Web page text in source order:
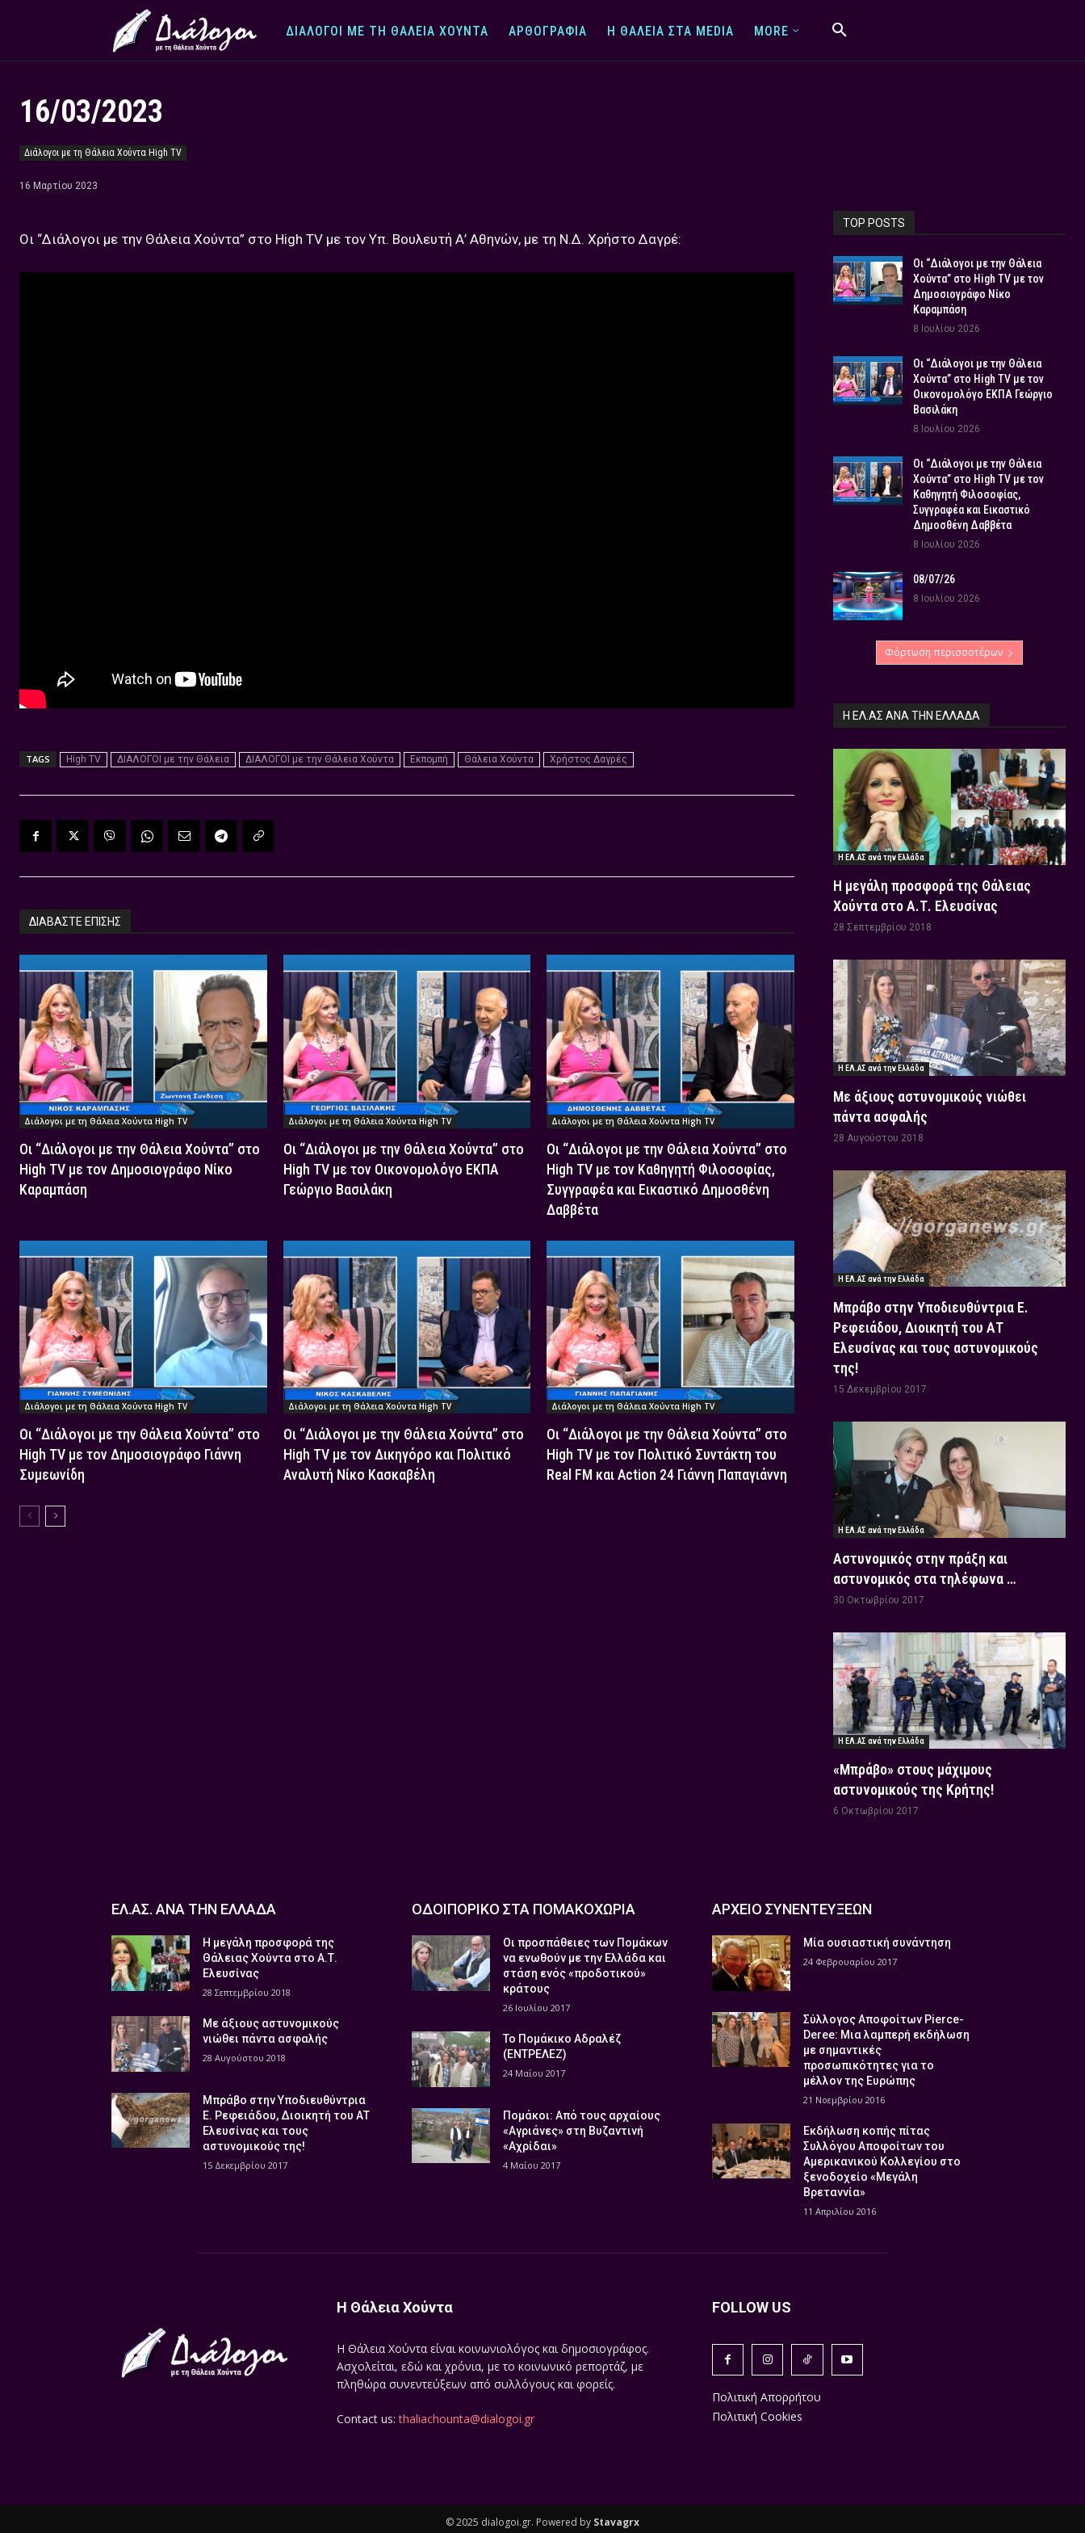
ΔΙΆΛΟΓΟΙ ΜΕ ΤΗ ΘΆΛΕΙΑ ΧΟΎΝΤΑ ΑΡΘΟΓΡΑΦΊΑ Η ΘΆΛΕΙΑ ΣΤΑ MEDIA MORE
16/03/2023
Διάλογοι με τη Θάλεια Χούντα High TV
16 Μαρτίου 2023
Οι “Διάλογοι με την Θάλεια Χούντα” στο High TV με τον Υπ. Βουλευτή Α’ Αθηνών, με τη Ν.Δ. Χρήστο Δαγρέ:
TAGS High TV ΔΙΑΛΟΓΟΙ με την Θάλεια ΔΙΑΛΟΓΟΙ με την Θάλεια Χούντα Εκπομπή Θάλεια Χούντα Χρήστος Δαγρές
ΔΙΑΒΑΣΤΕ ΕΠΙΣΗΣ
Διάλογοι με τη Θάλεια Χούντα High TV
Οι “Διάλογοι με την Θάλεια Χούντα” στο
High TV με τον Δημοσιογράφο Νίκο
Καραμπάση
Διάλογοι με τη Θάλεια Χούντα High TV
Οι “Διάλογοι με την Θάλεια Χούντα” στο
High TV με τον Οικονομολόγο ΕΚΠΑ
Γεώργιο Βασιλάκη
Διάλογοι με τη Θάλεια Χούντα High TV
Οι “Διάλογοι με την Θάλεια Χούντα” στο
High TV με τον Καθηγητή Φιλοσοφίας,
Συγγραφέα και Εικαστικό Δημοσθένη
Δαββέτα
Διάλογοι με τη Θάλεια Χούντα High TV
Οι “Διάλογοι με την Θάλεια Χούντα” στο
High TV με τον Δημοσιογράφο Γιάννη
Συμεωνίδη
Διάλογοι με τη Θάλεια Χούντα High TV
Οι “Διάλογοι με την Θάλεια Χούντα” στο
High TV με τον Δικηγόρο και Πολιτικό
Αναλυτή Νίκο Κασκαβέλη
Διάλογοι με τη Θάλεια Χούντα High TV
Οι “Διάλογοι με την Θάλεια Χούντα” στο
High TV με τον Πολιτικό Συντάκτη του
Real FM και Action 24 Γιάννη Παπαγιάννη
TOP POSTS
Οι “Διάλογοι με την Θάλεια
Χούντα” στο High TV με τον
Δημοσιογράφο Νίκο
Καραμπάση
8 Ιουλίου 2026
Οι “Διάλογοι με την Θάλεια
Χούντα” στο High TV με τον
Οικονομολόγο ΕΚΠΑ Γεώργιο
Βασιλάκη
8 Ιουλίου 2026
Οι “Διάλογοι με την Θάλεια
Χούντα” στο High TV με τον
Καθηγητή Φιλοσοφίας,
Συγγραφέα και Εικαστικό
Δημοσθένη Δαββέτα
8 Ιουλίου 2026
08/07/26
8 Ιουλίου 2026
Φόρτωση περισσοτέρων
Η ΕΛ.ΑΣ ΑΝΆ ΤΗΝ ΕΛΛΆΔΑ
Η ΕΛ.ΑΣ ανά την Ελλάδα
Η μεγάλη προσφορά της Θάλειας
Χούντα στο Α.Τ. Ελευσίνας
28 Σεπτεμβρίου 2018
Η ΕΛ.ΑΣ ανά την Ελλάδα
Με άξιους αστυνομικούς νιώθει
πάντα ασφαλής
28 Αυγούστου 2018
Η ΕΛ.ΑΣ ανά την Ελλάδα
Μπράβο στην Υποδιευθύντρια Ε.
Ρεφειάδου, Διοικητή του ΑΤ
Ελευσίνας και τους αστυνομικούς
της!
15 Δεκεμβρίου 2017
Η ΕΛ.ΑΣ ανά την Ελλάδα
Αστυνομικός στην πράξη και
αστυνομικός στα τηλέφωνα …
30 Οκτωβρίου 2017
Η ΕΛ.ΑΣ ανά την Ελλάδα
«Μπράβο» στους μάχιμους
αστυνομικούς της Κρήτης!
6 Οκτωβρίου 2017
ΕΛ.ΑΣ. ΑΝΑ ΤΗΝ ΕΛΛΑΔΑ
Η μεγάλη προσφορά της
Θάλειας Χούντα στο Α.Τ.
Ελευσίνας
28 Σεπτεμβρίου 2018
Με άξιους αστυνομικούς
νιώθει πάντα ασφαλής
28 Αυγούστου 2018
Μπράβο στην Υποδιευθύντρια
Ε. Ρεφειάδου, Διοικητή του ΑΤ
Ελευσίνας και τους
αστυνομικούς της!
15 Δεκεμβρίου 2017
ΟΔΟΙΠΟΡΙΚΟ ΣΤΑ ΠΟΜΑΚΟΧΩΡΙΑ
Οι προσπάθειες των Πομάκων
να ενωθούν με την Ελλάδα και
στάση ενός «προδοτικού»
κράτους
26 Ιουλίου 2017
Το Πομάκικο Αδραλέζ
(ΕΝΤΡΕΛΕΖ)
24 Μαΐου 2017
Πομάκοι: Από τους αρχαίους
«Αγριάνες» στη Βυζαντινή
«Αχρίδαι»
4 Μαΐου 2017
ΑΡΧΕΙΟ ΣΥΝΕΝΤΕΥΞΕΩΝ
Μία ουσιαστική συνάντηση
24 Φεβρουαρίου 2017
Σύλλογος Αποφοίτων Pierce-
Deree: Μια λαμπερή εκδήλωση
με σημαντικές
προσωπικότητες για το
μέλλον της Ευρώπης
21 Νοεμβρίου 2016
Εκδήλωση κοπής πίτας
Συλλόγου Αποφοίτων του
Αμερικανικού Κολλεγίου στο
ξενοδοχείο «Μεγάλη
Βρεταννία»
11 Απριλίου 2016
Η Θάλεια Χούντα
Η Θάλεια Χούντα είναι κοινωνιολόγος και δημοσιογράφος.
Ασχολείται, εδώ και χρόνια, με το κοινωνικό ρεπορτάζ, με
πληθώρα συνεντεύξεων από συλλόγους και φορείς.
Contact us:thaliachounta@dialogoi.gr
FOLLOW US
Πολιτική Απορρήτου
Πολιτική Cookies
© 2025 dialogoi.gr. Powered by Stavagrx